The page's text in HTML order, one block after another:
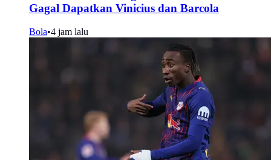
Gagal Dapatkan Vinicius dan Barcola
Bola•4 jam lalu